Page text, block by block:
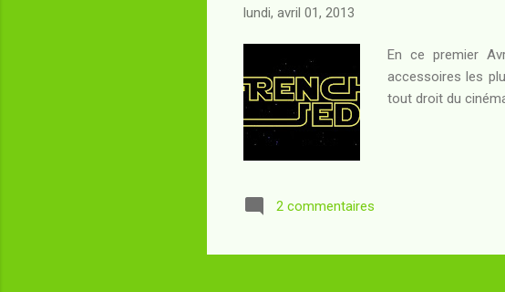
lundi, avril 01, 2013
En ce premier
accessoires les
tout droit du
2 commentaires